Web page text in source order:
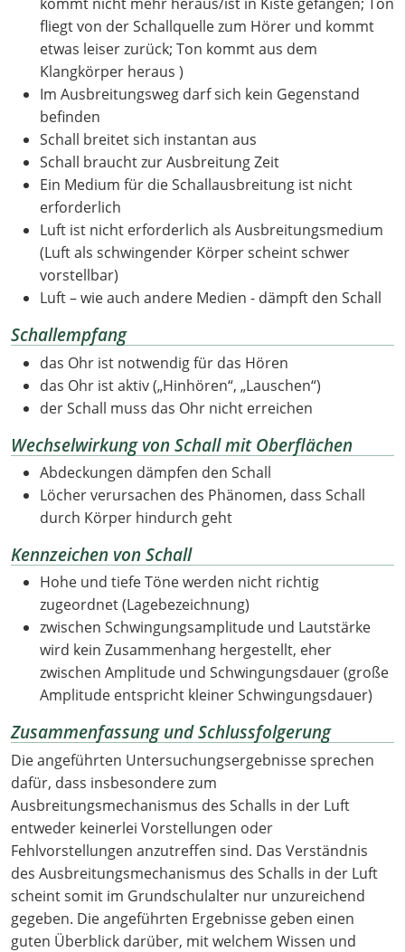
fliegt von der Schallquelle zum Hörer und kommt
etwas leiser zurück; Ton kommt aus dem
Klangkörper heraus )
Im Ausbreitungsweg darf sich kein Gegenstand
befinden
Schall breitet sich instantan aus
Schall braucht zur Ausbreitung Zeit
Ein Medium für die Schallausbreitung ist nicht
erforderlich
Luft ist nicht erforderlich als Ausbreitungsmedium
(Luft als schwingender Körper scheint schwer
vorstellbar)
Luft – wie auch andere Medien - dämpft den Schall
Schallempfang
das Ohr ist notwendig für das Hören
das Ohr ist aktiv („Hinhören“, „Lauschen“)
der Schall muss das Ohr nicht erreichen
Wechselwirkung von Schall mit Oberflächen
Abdeckungen dämpfen den Schall
Löcher verursachen des Phänomen, dass Schall
durch Körper hindurch geht
Kennzeichen von Schall
Hohe und tiefe Töne werden nicht richtig
zugeordnet (Lagebezeichnung)
zwischen Schwingungsamplitude und Lautstärke
wird kein Zusammenhang hergestellt, eher
zwischen Amplitude und Schwingungsdauer (große
Amplitude entspricht kleiner Schwingungsdauer)
Zusammenfassung und Schlussfolgerung
Die angeführten Untersuchungsergebnisse sprechen
dafür, dass insbesondere zum
Ausbreitungsmechanismus des Schalls in der Luft
entweder keinerlei Vorstellungen oder
Fehlvorstellungen anzutreffen sind. Das Verständnis
des Ausbreitungsmechanismus des Schalls in der Luft
scheint somit im Grundschulalter nur unzureichend
gegeben. Die angeführten Ergebnisse geben einen
guten Überblick darüber, mit welchem Wissen und